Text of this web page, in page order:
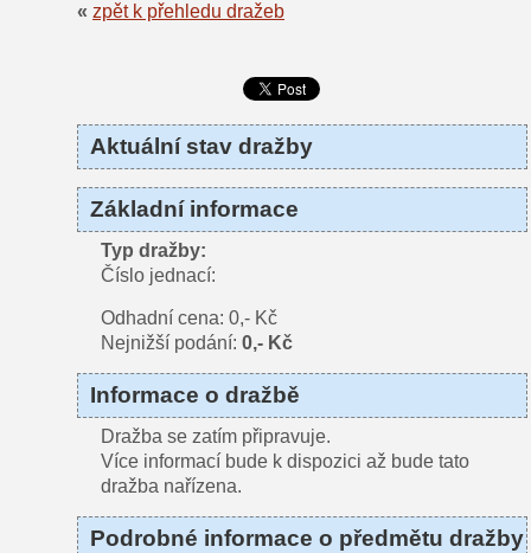
« zpět k přehledu dražeb
Aktuální stav dražby
Základní informace
Typ dražby:
Číslo jednací:
Odhadní cena: 0,- Kč
Nejnižší podání: 0,- Kč
Informace o dražbě
Dražba se zatím připravuje.
Více informací bude k dispozici až bude tato
dražba nařízena.
Podrobné informace o předmětu dražby